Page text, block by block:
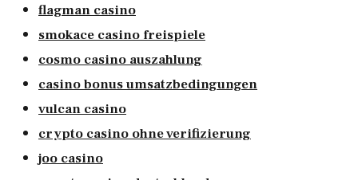
flagman casino
smokace casino freispiele
cosmo casino auszahlung
casino bonus umsatzbedingungen
vulcan casino
crypto casino ohne verifizierung
joo casino